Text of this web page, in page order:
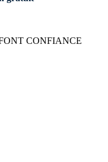
CONFIANCE